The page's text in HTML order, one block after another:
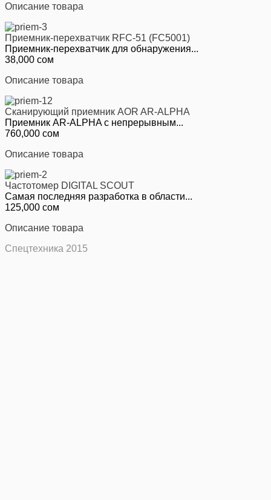
Описание товара
Приемник-перехватчик RFC-51 (FC5001)
Приемник-перехватчик для обнаружения...
38,000 сом
Описание товара
Сканирующий приемник AOR AR-ALPHA
Приемник AR-ALPHA с непрерывным...
760,000 сом
Описание товара
Частотомер DIGITAL SCOUT
Самая последняя разработка в области...
125,000 сом
Описание товара
Спецтехника 2015